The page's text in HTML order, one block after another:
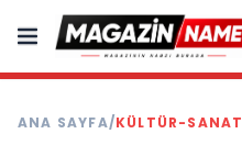
ANA SAYFA/KÜLTÜR-SANAT